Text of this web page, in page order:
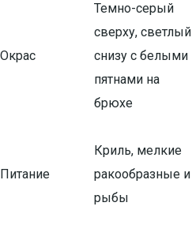
Окрас
Темно-серый
сверху, светлый
снизу с белыми
пятнами на
брюхе
Питание
Криль, мелкие
ракообразные и
рыбы